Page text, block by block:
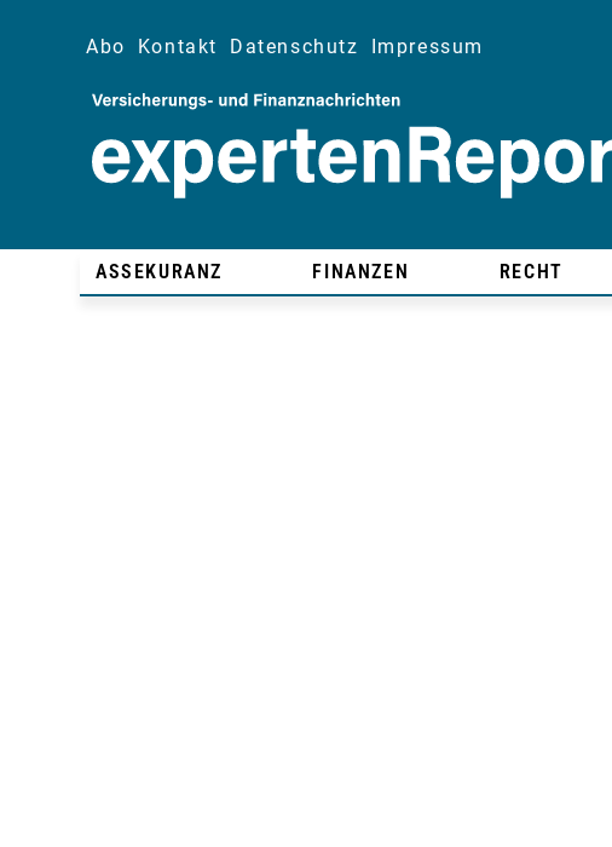
Abo Kontakt Datenschutz Impressum
ASSEKURANZ FINANZEN RECHT